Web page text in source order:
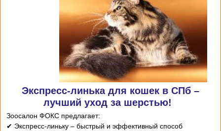
Экспресс-линька для кошек в СПб –
лучший уход за шерстью!
Зоосалон ФОКС предлагает:
✔ Экспресс-линьку – быстрый и эффективный способ